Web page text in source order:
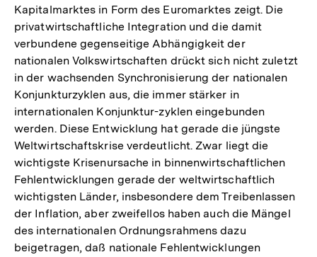
Kapitalmarktes in Form des Euromarktes zeigt. Die
privatwirtschaftliche Integration und die damit
verbundene gegenseitige Abhängigkeit der
nationalen Volkswirtschaften drückt sich nicht zuletzt
in der wachsenden Synchronisierung der nationalen
Konjunkturzyklen aus, die immer stärker in
internationalen Konjunktur-zyklen eingebunden
werden. Diese Entwicklung hat gerade die jüngste
Weltwirtschaftskrise verdeutlicht. Zwar liegt die
wichtigste Krisenursache in binnenwirtschaftlichen
Fehlentwicklungen gerade der weltwirtschaftlich
wichtigsten Länder, insbesondere dem Treibenlassen
der Inflation, aber zweifellos haben auch die Mängel
des internationalen Ordnungsrahmens dazu
beigetragen, daß nationale Fehlentwicklungen